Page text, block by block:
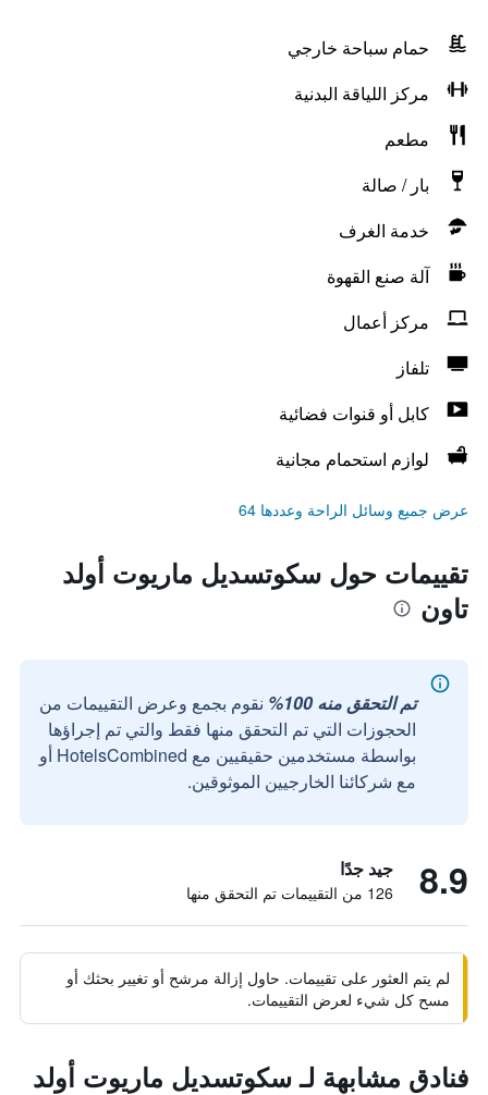
حمام سباحة خارجي
مركز اللياقة البدنية
مطعم
بار / صالة
خدمة الغرف
آلة صنع القهوة
مركز أعمال
تلفاز
كابل أو قنوات فضائية
لوازم استحمام مجانية
عرض جميع وسائل الراحة وعددها 64
تقييمات حول سكوتسديل ماريوت أولد
تاون
تم التحقق منه 100%
نقوم بجمع وعرض التقييمات من
الحجوزات التي تم التحقق منها فقط والتي تم إجراؤها
بواسطة مستخدمين حقيقيين مع HotelsCombined أو
مع شركائنا الخارجيين الموثوقين.
8.9 جيد جدًا
126 من التقييمات تم التحقق منها
لم يتم العثور على تقييمات. حاول إزالة مرشح أو تغيير بحثك أو
مسح كل شيء لعرض التقييمات.
فنادق مشابهة لـ سكوتسديل ماريوت أولد